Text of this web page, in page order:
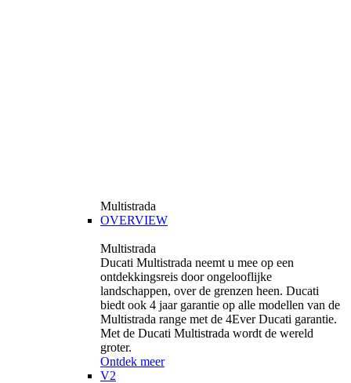
Multistrada
OVERVIEW
Multistrada
Ducati Multistrada neemt u mee op een
ontdekkingsreis door ongelooflijke
landschappen, over de grenzen heen. Ducati
biedt ook 4 jaar garantie op alle modellen van de
Multistrada range met de 4Ever Ducati garantie.
Met de Ducati Multistrada wordt de wereld
groter.
Ontdek meer
V2